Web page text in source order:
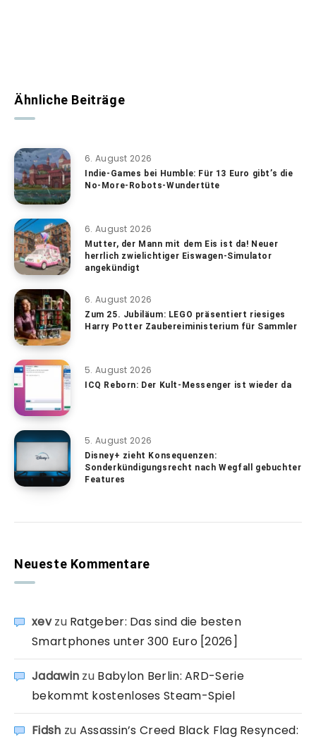
Ähnliche Beiträge
6. August 2026
Indie-Games bei Humble: Für 13 Euro gibt’s die
No-More-Robots-Wundertüte
6. August 2026
Mutter, der Mann mit dem Eis ist da! Neuer
herrlich zwielichtiger Eiswagen-Simulator
angekündigt
6. August 2026
Zum 25. Jubiläum: LEGO präsentiert riesiges
Harry Potter Zaubereiministerium für Sammler
5. August 2026
ICQ Reborn: Der Kult-Messenger ist wieder da
5. August 2026
Disney+ zieht Konsequenzen:
Sonderkündigungsrecht nach Wegfall gebuchter
Features
Neueste Kommentare
xevzu Ratgeber: Das sind die besten
Smartphones unter 300 Euro [2026]
Jadawin zu Babylon Berlin: ARD-Serie
bekommt kostenloses Steam-Spiel
Fidsh zu Assassin’s Creed Black Flag Resynced: